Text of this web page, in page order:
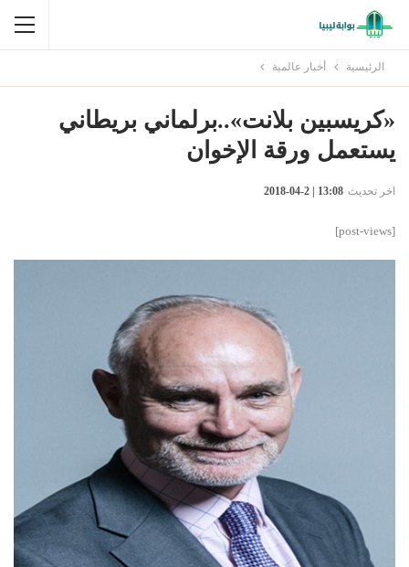
الرئيسية أخبار عالمية
«كريسبين بلانت»..برلماني بريطاني
يستعمل ورقة الإخوان
اخر تحديث 13:08 | 2-04-2018
[post-views]